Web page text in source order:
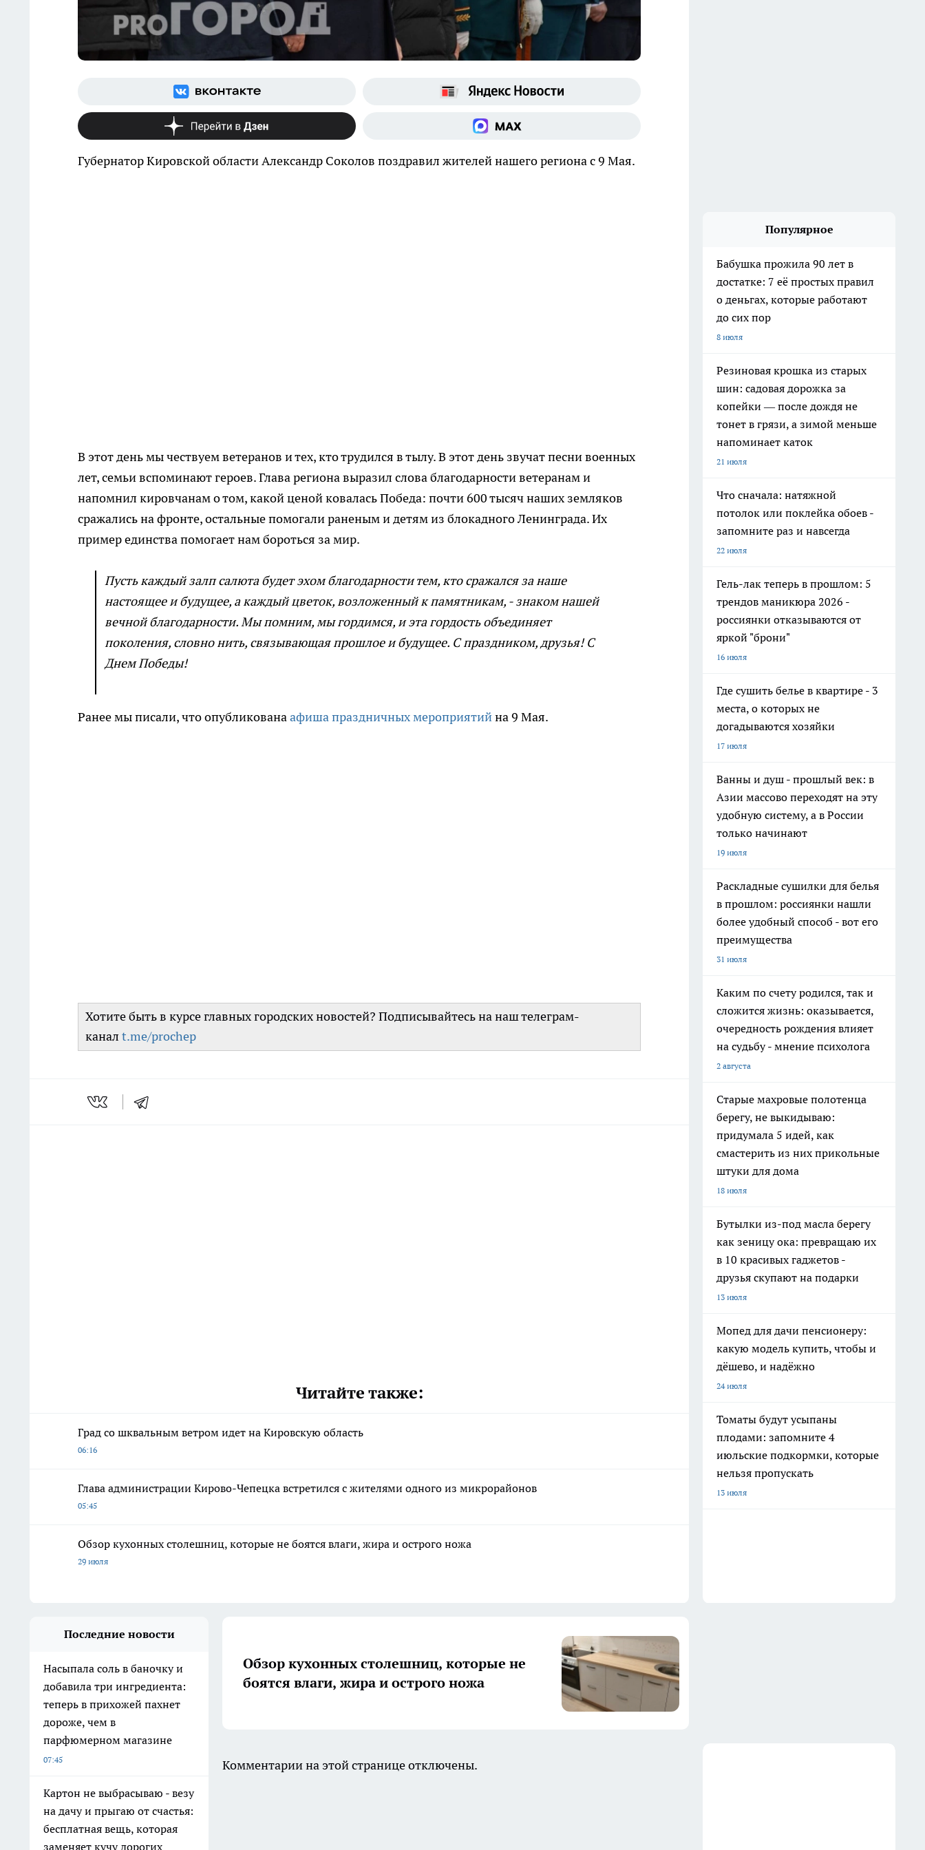
Губернатор Кировской области Александр Соколов поздравил жителей нашего региона с 9 Мая.
В этот день мы чествуем ветеранов и тех, кто трудился в тылу. В этот день звучат песни военных
лет, семьи вспоминают героев. Глава региона выразил слова благодарности ветеранам и
напомнил кировчанам о том, какой ценой ковалась Победа: почти 600 тысяч наших земляков
сражались на фронте, остальные помогали раненым и детям из блокадного Ленинграда. Их
пример единства помогает нам бороться за мир.
Пусть каждый залп салюта будет эхом благодарности тем, кто сражался за наше
настоящее и будущее, а каждый цветок, возложенный к памятникам, - знаком нашей
вечной благодарности. Мы помним, мы гордимся, и эта гордость объединяет
поколения, словно нить, связывающая прошлое и будущее. С праздником, друзья! С
Днем Победы!
Ранее мы писали, что опубликованаафиша праздничных мероприятийна 9 Мая.
Хотите быть в курсе главных городских новостей? Подписывайтесь на наш телеграм-
канал t.me/prochep
Читайте также:
Град со шквальным ветром идет на Кировскую область
06:16
Глава администрации Кирово-Чепецка встретился с жителями одного из микрорайонов
05:45
Обзор кухонных столешниц, которые не боятся влаги, жира и острого ножа
29 июля
Популярное
Бабушка прожила 90 лет в
достатке: 7 её простых правил
о деньгах, которые работают
до сих пор
8 июля
Резиновая крошка из старых
шин: садовая дорожка за
копейки — после дождя не
тонет в грязи, а зимой меньше
напоминает каток
21 июля
Что сначала: натяжной
потолок или поклейка обоев -
запомните раз и навсегда
22 июля
Гель-лак теперь в прошлом: 5
трендов маникюра 2026 -
россиянки отказываются от
яркой "брони"
16 июля
Где сушить белье в квартире - 3
места, о которых не
догадываются хозяйки
17 июля
Ванны и душ - прошлый век: в
Азии массово переходят на эту
удобную систему, а в России
только начинают
19 июля
Раскладные сушилки для белья
в прошлом: россиянки нашли
более удобный способ - вот его
преимущества
31 июля
Каким по счету родился, так и
сложится жизнь: оказывается,
очередность рождения влияет
на судьбу - мнение психолога
2 августа
Старые махровые полотенца
берегу, не выкидываю:
придумала 5 идей, как
смастерить из них прикольные
штуки для дома
18 июля
Бутылки из-под масла берегу
как зеницу ока: превращаю их
в 10 красивых гаджетов -
друзья скупают на подарки
13 июля
Мопед для дачи пенсионеру:
какую модель купить, чтобы и
дёшево, и надёжно
24 июля
Томаты будут усыпаны
плодами: запомните 4
июльские подкормки, которые
нельзя пропускать
13 июля
Последние новости
Насыпала соль в баночку и
добавила три ингредиента:
теперь в прихожей пахнет
дороже, чем в
парфюмерном магазине
07:45
Картон не выбрасываю - везу
на дачу и прыгаю от счастья:
бесплатная вещь, которая
заменяет кучу дорогих
Обзор кухонных столешниц, которые не
боятся влаги, жира и острого ножа
Комментарии на этой странице отключены.